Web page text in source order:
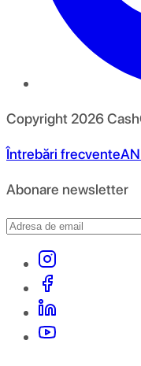
Copyright 2026
Întrebări frecvente
Abonare newsletter